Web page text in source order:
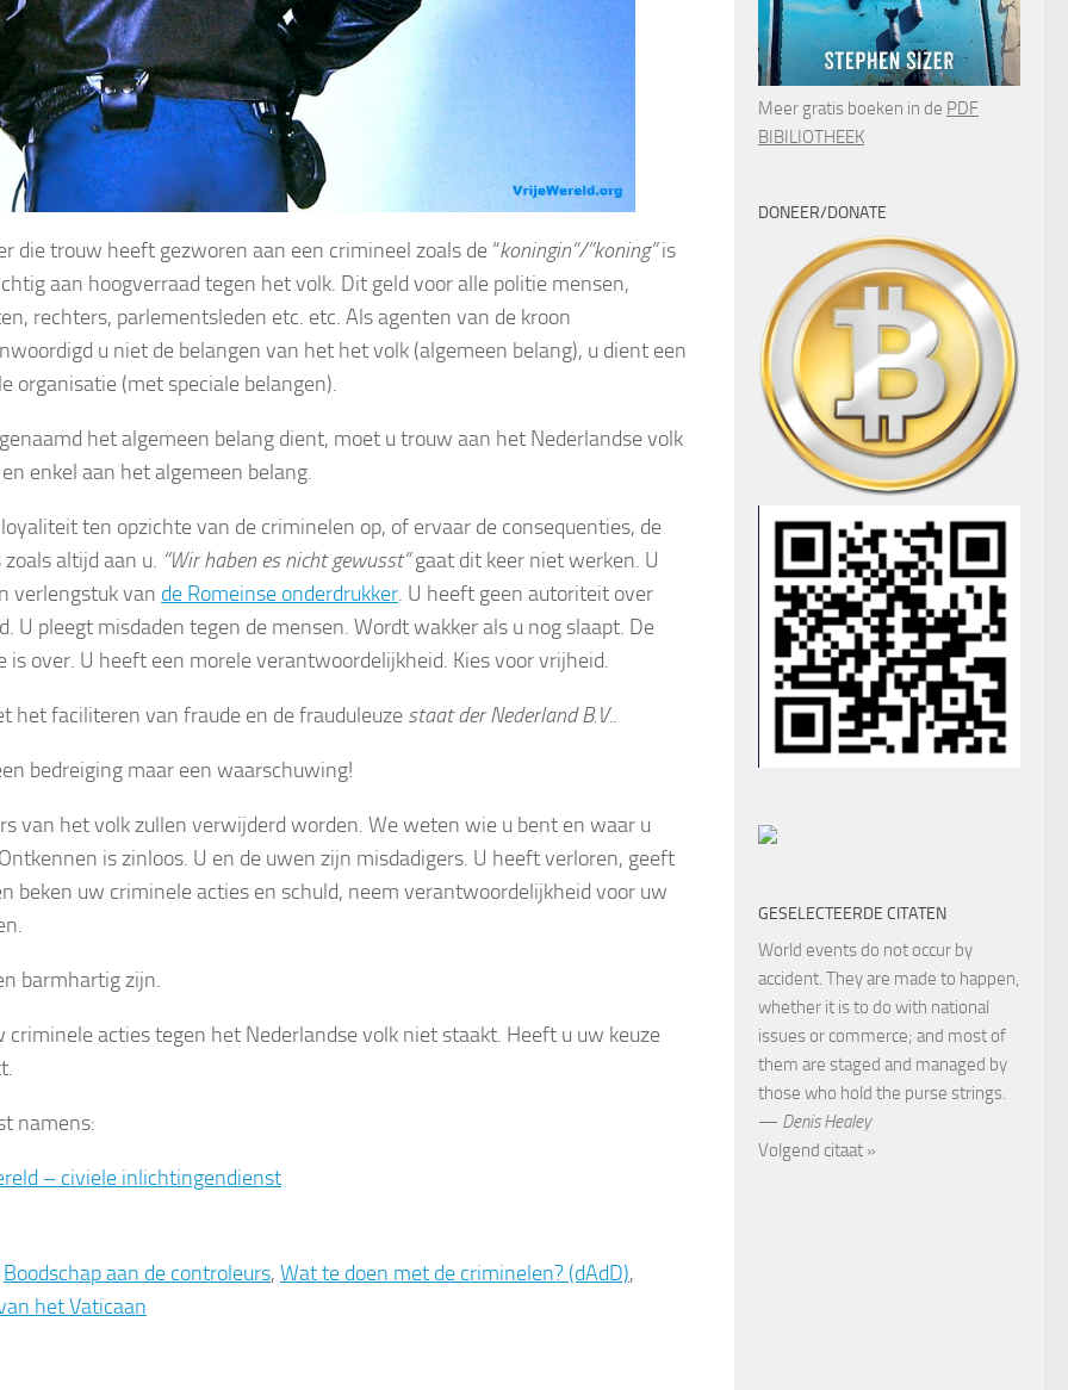
die trouw heeft gezworen aan een crimineel zoals de “koningin”/”koning”is
aan hoogverraad tegen het volk. Dit geld voor alle politie mensen,
rechters, parlementsleden etc. etc. Als agenten van de kroon
u niet de belangen van het het volk (algemeen belang), u dient een
organisatie (met speciale belangen).
het algemeen belang dient, moet u trouw aan het Nederlandse volk
enkel aan het algemeen belang.
ten opzichte van de criminelen op, of ervaar de consequenties, de
zoals altijd aan u. “Wir haben es nicht gewusst”gaat dit keer niet werken. U
verlengstuk van de Romeinse onderdrukker. U heeft geen autoriteit over
U pleegt misdaden tegen de mensen. Wordt wakker als u nog slaapt. De
is over. U heeft een morele verantwoordelijkheid. Kies voor vrijheid.
het faciliteren van fraude en de frauduleuze staat der Nederland B.V..
bedreiging maar een waarschuwing!
van het volk zullen verwijderd worden. We weten wie u bent en waar u
is zinloos. U en de uwen zijn misdadigers. U heeft verloren, geeft
beken uw criminele acties en schuld, neem verantwoordelijkheid voor uw
barmhartig zijn.
criminele acties tegen het Nederlandse volk niet staakt. Heeft u uw keuze
namens:
– civiele inlichtingendienst
Boodschap aan de controleurs, Wat te doen met de criminelen? (dAdD),
het Vaticaan
Meer gratis boeken in de PDF
BIBILIOTHEEK
DONEER/DONATE
GESELECTEERDE CITATEN
World events do not occur by
accident. They are made to happen,
whether it is to do with national
issues or commerce; and most of
them are staged and managed by
those who hold the purse strings.
— Denis Healey
Volgend citaat »